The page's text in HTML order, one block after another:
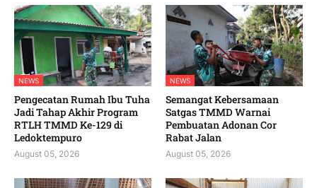
NEWS
Pengecatan Rumah Ibu Tuha
Jadi Tahap Akhir Program
RTLH TMMD Ke-129 di
Ledoktempuro
August 05, 2026
NEWS
Semangat Kebersamaan
Satgas TMMD Warnai
Pembuatan Adonan Cor
Rabat Jalan
August 05, 2026